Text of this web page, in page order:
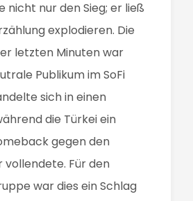
nicht nur den Sieg; er ließ
explodieren. Die
letzten Minuten war
Publikum im SoFi
sich in einen
die Türkei ein
gegen den
Für den
war dies ein Schlag